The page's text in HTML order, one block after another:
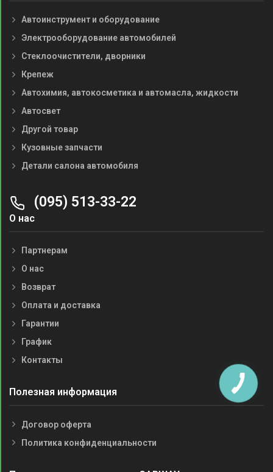
Автоинструмент и оборудование
Электрооборудование автомобилей
Стеклоочистители, дворники
Крепеж
Автохимия, автокосметика и автомасла, жидкости
Автосвет
Другой товар
Кузовные запчасти
Детали салона автомобиля
(095) 513-33-22
О нас
Партнерам
О нас
Возврат
Оплата и доставка
Гарантии
График
Контакты
Полезная информация
Договор оферта
Политика конфиденциальности